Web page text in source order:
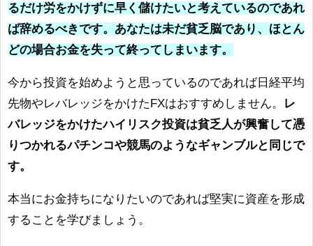
るだけ労をかけずに早く儲けたいと考えているのであれ
ば辞めるべきです。あなたは未だ貧乏脳であり、ほとん
どの場合お金を失って終ってしまいます。
今から投資を始めようと思っているのであれば日経平均
先物やレバレッジをかけたFXはおすすめしません。
レ
バレッジをかけたハイリスク投資は貧乏人が興奮して憑
りつかれるパチンコや競馬のようなギャンブルと同じで
す。
本当にお金持ちになりたいのであれば堅実に資産を形成
することを学びましょう。